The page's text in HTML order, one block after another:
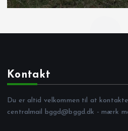
Kontakt
Du er altid velkommen til at
centralmail bggd@bggd.dk - mærk